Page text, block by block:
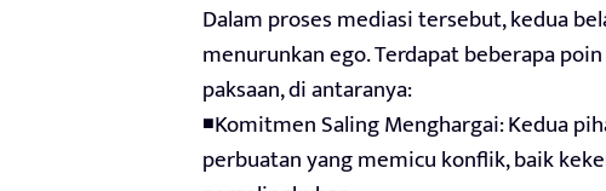
Dalam proses mediasi tersebut, kedua
menurunkan ego. Terdapat beberapa
paksaan, di antaranya:
◾Komitmen Saling Menghargai: Kedua
perbuatan yang memicu konflik, baik